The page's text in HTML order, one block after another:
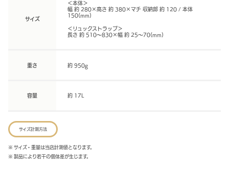
サイズ
＜本体＞
幅 約 280×高さ 約 380×マチ 収納部 約 120 / 本体
150(mm)
＜リュックストラップ＞
長さ 約 510～830×幅 約 25～70(mm)
重さ 約 950g
容量 約 17L
サイズ計測方法
※ サイズ・重量は当店計測値となります。
※ 製品により若干の個体差が生じます。